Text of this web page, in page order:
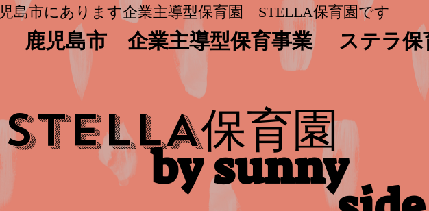
島市にあります企業主導型保育園 STELLA保育園です
鹿児島市 企業主導型保育事業 ステラ保
STELLA保育園
by sunny